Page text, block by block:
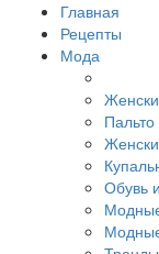
Главная
Рецепты
Мода
Пальто
Обувь